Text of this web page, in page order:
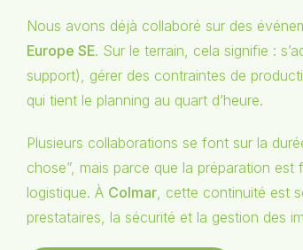
Nous avons déjà collaboré sur des
Europe SE. Sur le terrain, cela signifie :
support), gérer des contraintes de
qui tient le planning au quart d’heure.
Plusieurs collaborations se font sur la
chose”, mais parce que la préparation
logistique. À Colmar, cette continuité est
prestataires, la sécurité et la gestion des